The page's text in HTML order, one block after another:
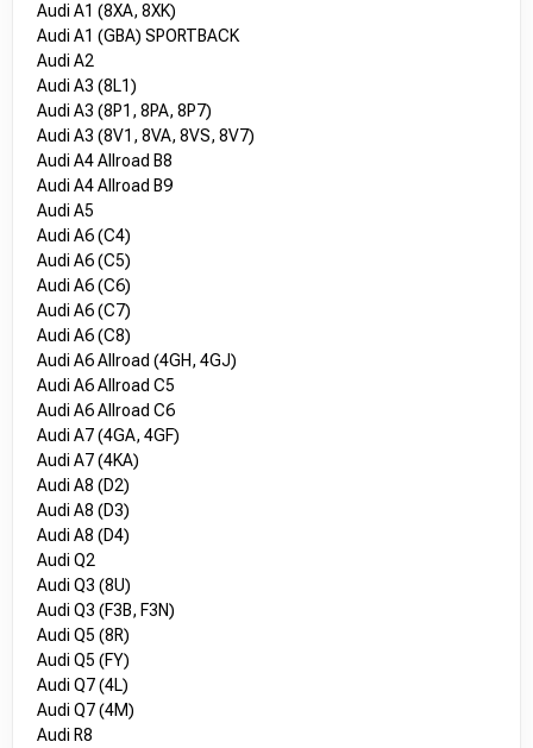
Audi A1 (8XA, 8XK)
Audi A1 (GBA) SPORTBACK
Audi A2
Audi A3 (8L1)
Audi A3 (8P1, 8PA, 8P7)
Audi A3 (8V1, 8VA, 8VS, 8V7)
Audi A4 Allroad B8
Audi A4 Allroad B9
Audi A5
Audi A6 (C4)
Audi A6 (C5)
Audi A6 (C6)
Audi A6 (C7)
Audi A6 (C8)
Audi A6 Allroad (4GH, 4GJ)
Audi A6 Allroad C5
Audi A6 Allroad C6
Audi A7 (4GA, 4GF)
Audi A7 (4KA)
Audi A8 (D2)
Audi A8 (D3)
Audi A8 (D4)
Audi Q2
Audi Q3 (8U)
Audi Q3 (F3B, F3N)
Audi Q5 (8R)
Audi Q5 (FY)
Audi Q7 (4L)
Audi Q7 (4M)
Audi R8